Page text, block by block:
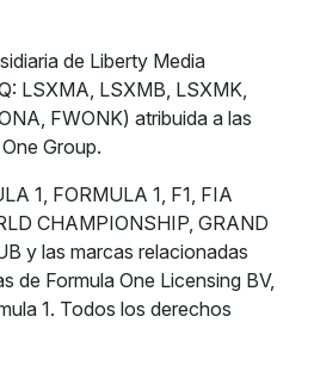
de Liberty Media
LSXMA, LSXMB, LSXMK,
FWONK) atribuida a las
Group.
1, FORMULA 1, F1, FIA
CHAMPIONSHIP, GRAND
y las marcas relacionadas
de Formula One Licensing BV,
1. Todos los derechos